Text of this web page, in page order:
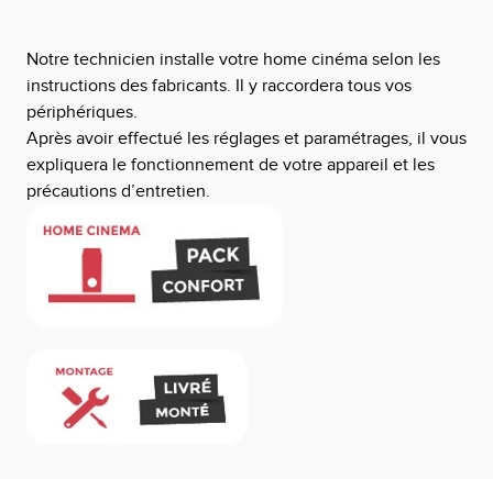
Notre technicien installe votre home cinéma selon les
instructions des fabricants. Il y raccordera tous vos
périphériques.
Après avoir effectué les réglages et paramétrages, il vous
expliquera le fonctionnement de votre appareil et les
précautions d’entretien.